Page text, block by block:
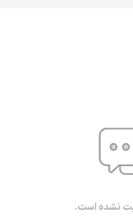
نشده است.